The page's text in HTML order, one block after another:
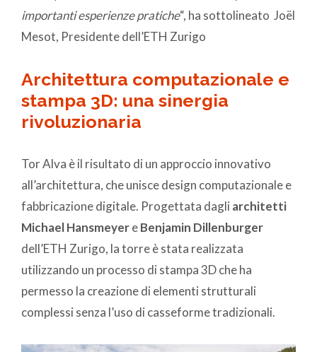
importanti esperienze pratiche“, ha sottolineato Joël
Mesot, Presidente dell’ETH Zurigo
Architettura computazionale e
stampa 3D: una sinergia
rivoluzionaria
Tor Alva è il risultato di un approccio innovativo
all’architettura, che unisce design computazionale e
fabbricazione digitale. Progettata dagli architetti
Michael HansmeyereBenjamin Dillenburger
dell’ETH Zurigo, la torre è stata realizzata
utilizzando un processo di stampa 3D che ha
permesso la creazione di elementi strutturali
complessi senza l’uso di casseforme tradizionali.